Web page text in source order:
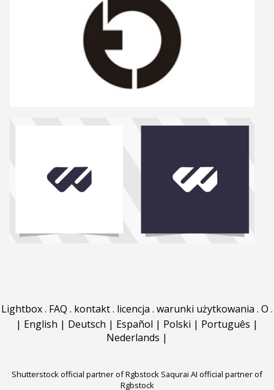
Lightbox. FAQ . kontakt. licencja . warunki użytkowania . O .
| English | Deutsch | Español | Polski | Português |
Nederlands |
Shutterstock official partner of Rgbstock Saqurai AI official partner of
Rgbstock